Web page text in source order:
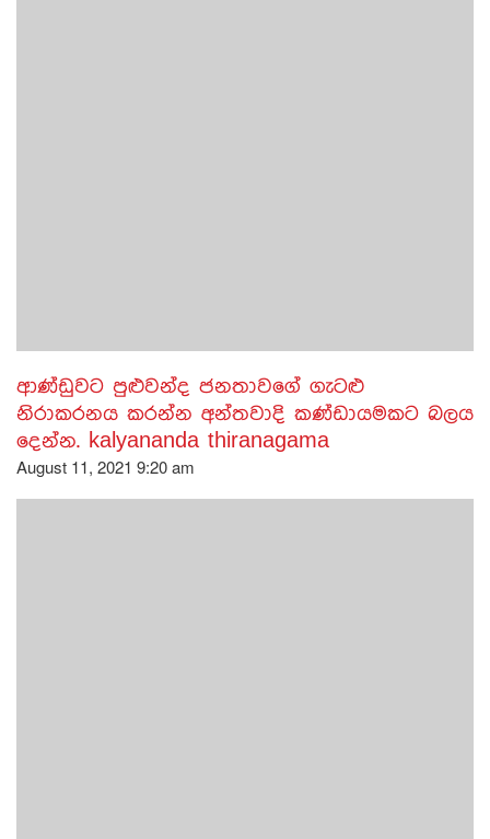
ආණ්ඩුවට පුළුවන්ද ජනතාවගේ ගැටළු
නිරාකරනය කරන්න අන්තවාදි කණ්ඩායමකට බලය
දෙන්න. kalyananda thiranagama
August 11, 2021 9:20 am